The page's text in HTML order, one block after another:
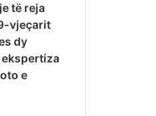
të reja
vjeçarit
dy
e